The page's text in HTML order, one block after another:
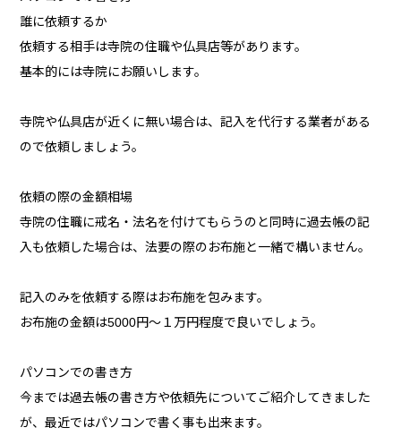
誰に依頼するか
依頼する相手は寺院の住職や仏具店等があります。
基本的には寺院にお願いします。
寺院や仏具店が近くに無い場合は、記入を代行する業者がある
ので依頼しましょう。
依頼の際の金額相場
寺院の住職に戒名・法名を付けてもらうのと同時に過去帳の記
入も依頼した場合は、法要の際のお布施と一緒で構いません。
記入のみを依頼する際はお布施を包みます。
お布施の金額は5000円〜１万円程度で良いでしょう。
パソコンでの書き方
今までは過去帳の書き方や依頼先についてご紹介してきました
が、最近ではパソコンで書く事も出来ます。